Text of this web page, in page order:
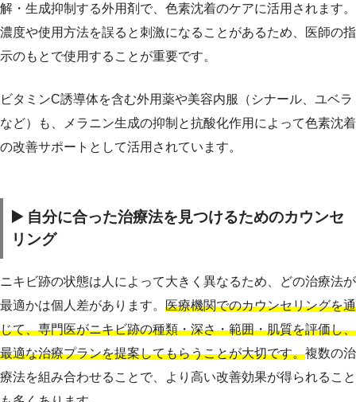
解・生成抑制する外用剤で、色素沈着のケアに活用されます。
濃度や使用方法を誤ると刺激になることがあるため、医師の指
示のもとで使用することが重要です。
ビタミンC誘導体を含む外用薬や美容内服（シナール、ユベラ
など）も、メラニン生成の抑制と抗酸化作用によって色素沈着
の改善サポートとして活用されています。
▶️ 自分に合った治療法を見つけるためのカウンセ
リング
ニキビ跡の状態は人によって大きく異なるため、どの治療法が
最適かは個人差があります。 医療機関でのカウンセリングを通
じて、専門医がニキビ跡の種類・深さ・範囲・肌質を評価し、
最適な治療プランを提案してもらうことが大切です。複数の治
療法を組み合わせることで、より高い改善効果が得られること